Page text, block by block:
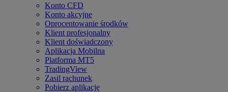
Konto CFD
Konto akcyjne
Oprocentowanie środków
Klient profesjonalny
Klient doświadczony
Aplikacja Mobilna
Platforma MT5
TradingView
Zasil rachunek
Pobierz aplikację